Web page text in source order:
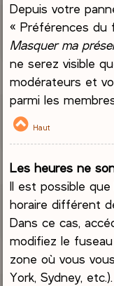
Depuis votre
« Préférences du
Masquer ma
ne serez visible
modérateurs et
parmi les
Haut
Les heures ne
Il est possible
horaire différent
Dans ce cas,
modifiez le
zone où vous
York, Sydney,